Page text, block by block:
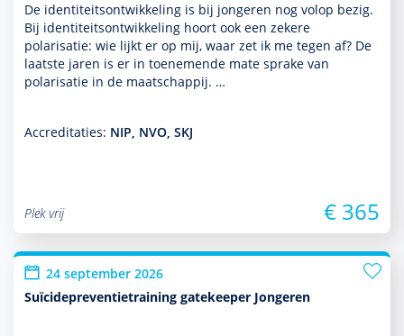
De identiteitsont­wikke­ling is bij jongeren nog volop bezig.
Bij identiteitsont­wikke­ling hoort ook een zekere
polarisatie: wie lijkt er op mij, waar zet ik me tegen af? De
laatste jaren is er in toenemende mate sprake van
polarisatie in de maatschappij. …
Accreditaties: NIP, NVO, SKJ
Plek vrij € 365
24 september 2026
Suïcidepreventietraining gatekeeper Jongeren